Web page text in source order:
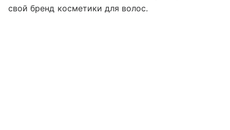
свой бренд косметики для волос.